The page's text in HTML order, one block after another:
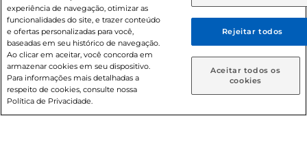
Ou
Caso queira comprar online, informe como deseja receber
suas compras:
Entrega em casa Retire em Loja
© 2026 Copyright. Todos os direitos
reservados Prezunic.
experiência de navegação, otimizar as
funcionalidades do site, e trazer conteúdo
e ofertas personalizadas para você,
baseadas em seu histórico de navegação.
Ao clicar em aceitar, você concorda em
armazenar cookies em seu dispositivo.
Para informações mais detalhadas a
respeito de cookies, consulte nossa
Política de Privacidade.
Rejeitar todos
Aceitar todos os
cookies